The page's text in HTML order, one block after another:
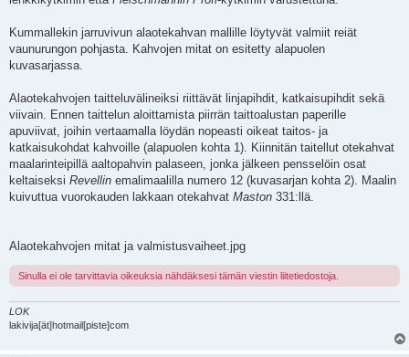
Kummallekin jarruvivun alaotekahvan mallille löytyvät valmiit reiät
vaunurungon pohjasta. Kahvojen mitat on esitetty alapuolen
kuvasarjassa.
Alaotekahvojen taitteluvälineiksi riittävät linjapihdit, katkaisupihdit sekä
viivain. Ennen taittelun aloittamista piirrän taittoalustan paperille
apuviivat, joihin vertaamalla löydän nopeasti oikeat taitos- ja
katkaisukohdat kahvoille (alapuolen kohta 1). Kiinnitän taitellut otekahvat
maalarinteipillä aaltopahvin palaseen, jonka jälkeen pensselöin osat
keltaiseksi Revellin emalimaalilla numero 12 (kuvasarjan kohta 2). Maalin
kuivuttua vuorokauden lakkaan otekahvat Maston 331:llä.
Alaotekahvojen mitat ja valmistusvaiheet.jpg
Sinulla ei ole tarvittavia oikeuksia nähdäksesi tämän viestin liitetiedostoja.
LOK
lakivija[ät]hotmail[piste]com